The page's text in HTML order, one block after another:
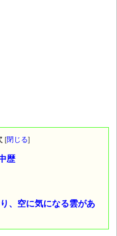
[閉じる]
歴
、空に気になる雲があ